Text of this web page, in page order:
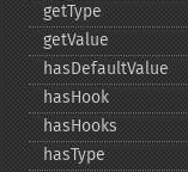
getType
getValue
hasDefaultValue
hasHook
hasHooks
hasType